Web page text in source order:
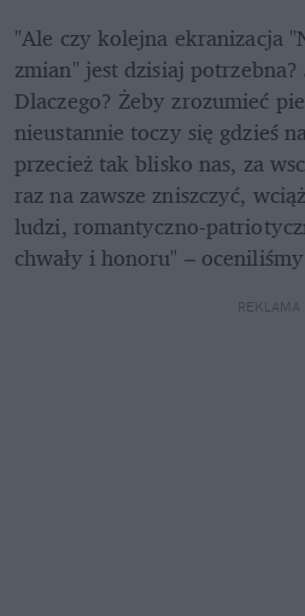
"Ale czy kolejna ekranizacja
zmian" jest dzisiaj
Dlaczego? Żeby zrozumieć
nieustannie toczy się gdzieś
przecież tak blisko nas, za
raz na zawsze zniszczyć,
ludzi, romantyczno-
chwały i honoru" –
REKLAMA